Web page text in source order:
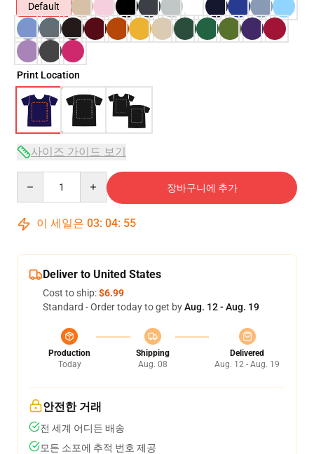
Default
Print Location
사이즈 가이드 보기
장바구니에 추가
이 세일은 03: 04: 54
Deliver to United States
Cost to ship:$6.99
Standard - Order today to get byAug. 12 - Aug. 19
Production
Today
Shipping
Aug. 08
Delivered
Aug. 12 - Aug. 19
안전한 거래
전 세계 어디든 배송
모든 소포에 추적 번호 제공